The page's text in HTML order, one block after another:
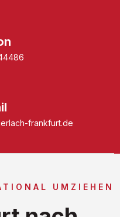
frankfurt.de
UMZIEHEN